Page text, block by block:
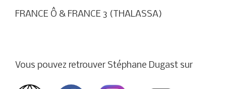
FRANCE Ô & FRANCE 3 (THALASSA)
Vous pouvez retrouver Stéphane Dugast sur